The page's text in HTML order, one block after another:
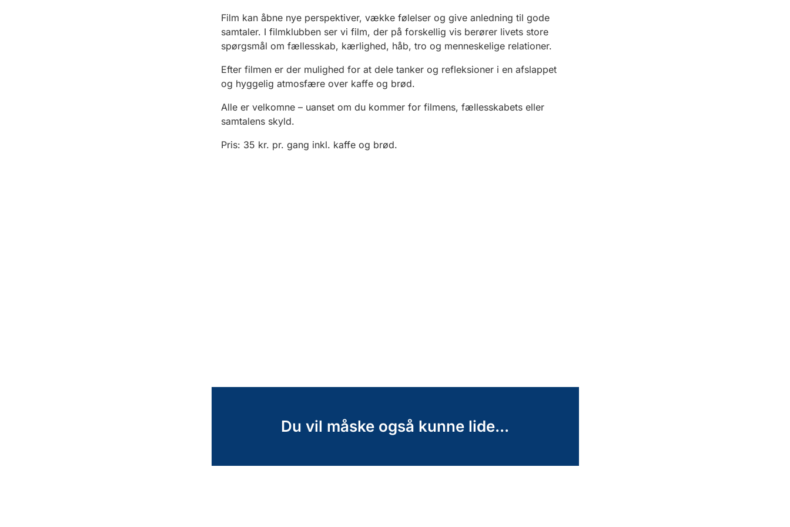
Film kan åbne nye perspektiver, vække følelser og give anledning til gode
samtaler. I filmklubben ser vi film, der på forskellig vis berører livets store
spørgsmål om fællesskab, kærlighed, håb, tro og menneskelige relationer.
Efter filmen er der mulighed for at dele tanker og refleksioner i en afslappet
og hyggelig atmosfære over kaffe og brød.
Alle er velkomne – uanset om du kommer for filmens, fællesskabets eller
samtalens skyld.
Pris: 35 kr. pr. gang inkl. kaffe og brød.
Du vil måske også kunne lide...